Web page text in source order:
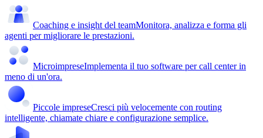
Coaching e insight del teamMonitora, analizza e forma gli
agenti per migliorare le prestazioni.
MicroimpreseImplementa il tuo software per call center in
meno di un'ora.
Piccole impreseCresci più velocemente con routing
intelligente, chiamate chiare e configurazione semplice.